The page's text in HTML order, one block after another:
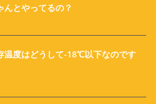
んとやってるの？
温度はどうして-18℃以下なのです